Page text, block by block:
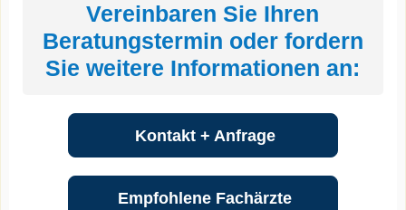
Vereinbaren Sie Ihren
Beratungstermin oder fordern
Sie weitere Informationen an:
Kontakt + Anfrage
Empfohlene Fachärzte